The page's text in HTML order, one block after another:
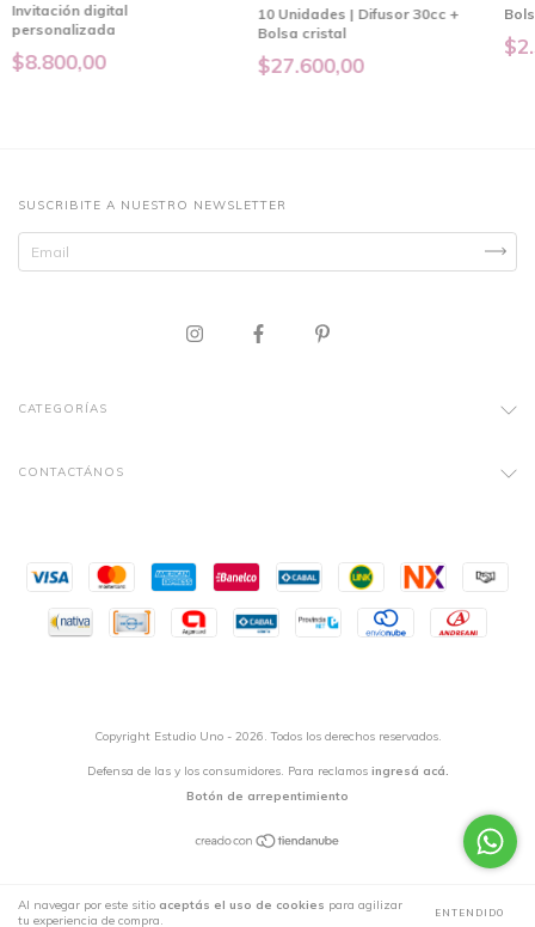
Al navegar por este sitio aceptás el uso de cookies para agilizar
tu experiencia de compra.
ENTENDIDO
Invitación digital
personalizada
$8.800,00
10 Unidades | Difusor 30cc +
Bolsa cristal
$27.600,00
SUSCRIBITE A NUESTRO NEWSLETTER
CATEGORÍAS
CONTACTÁNOS
Copyright Estudio Uno - 2026. Todos los derechos reservados.
Defensa de las y los consumidores. Para reclamos ingresá acá.
Botón de arrepentimiento